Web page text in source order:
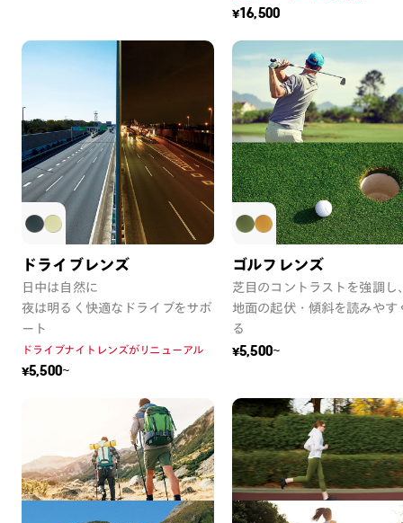
¥16,500
ドライブレンズ
日中は自然に
夜は明るく快適なドライブをサポ
ート
ドライブナイトレンズがリニューアル
¥5,500~
ゴルフレンズ
芝目のコントラストを強調し
地面の起伏・傾斜を読みやす
る
¥5,500~